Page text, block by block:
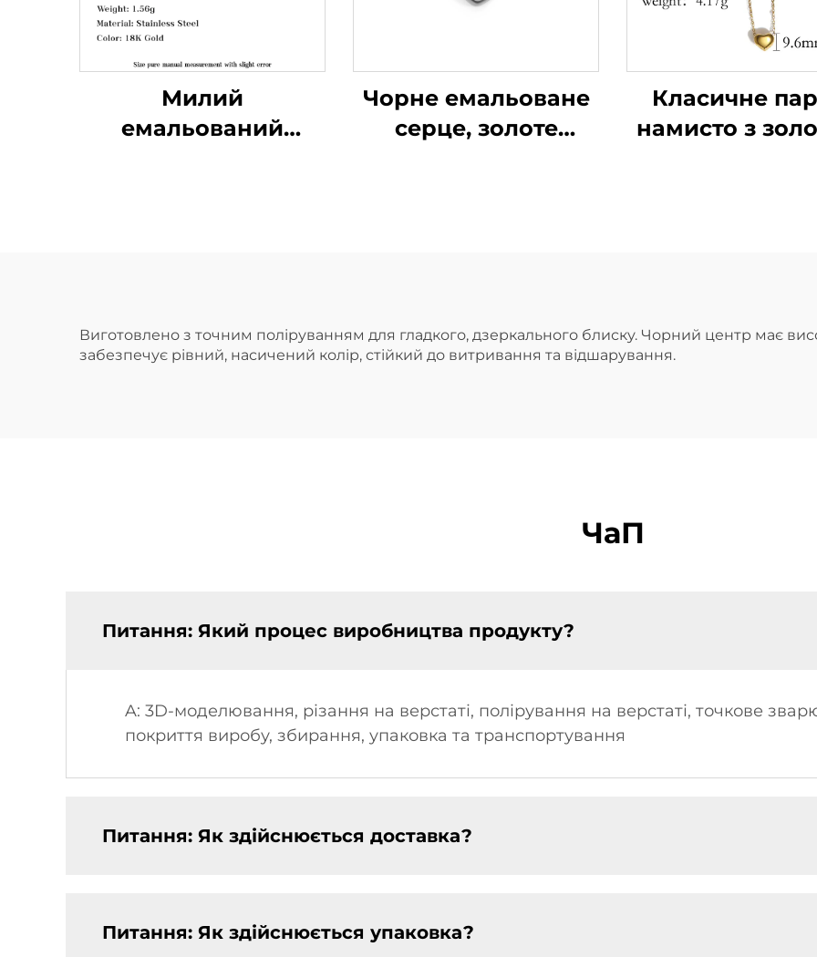
Милий
емальований
прикраси, опт
Чорне емальоване
серце, золоте
Класичне
намисто з
Виготовлено з точним поліруванням для гладкого, дзеркального блиску. Чорний центр має
забезпечує рівний, насичений колір, стійкий до витривання та відшарування.
ЧаП
Питання: Який процес виробництва продукту?
A: 3D-моделювання, різання на верстаті, полірування на верстаті, точкове
покриття виробу, збирання, упаковка та транспортування
Питання: Як здійснюється доставка?
Питання: Як здійснюється упаковка?